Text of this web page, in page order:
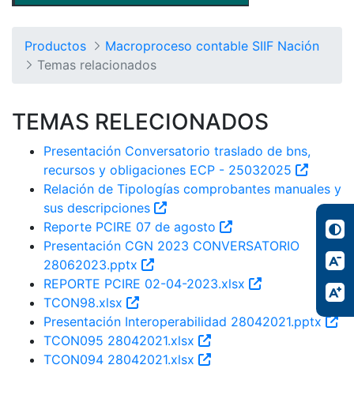
Productos
Macroproceso contable SIIF Nación
Temas relacionados
TEMAS RELECIONADOS
Presentación Conversatorio traslado de bns,
recursos y obligaciones ECP - 25032025
Relación de Tipologías comprobantes manuales y
sus descripciones
Reporte PCIRE 07 de agosto
Presentación CGN 2023 CONVERSATORIO
28062023.pptx
REPORTE PCIRE 02-04-2023.xlsx
TCON98.xlsx
Presentación Interoperabilidad 28042021.pptx
TCON095 28042021.xlsx
TCON094 28042021.xlsx